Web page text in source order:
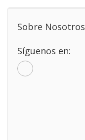
Sobre Nosotros
Síguenos en: